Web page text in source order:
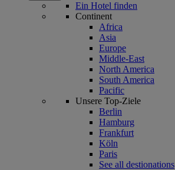
Ein Hotel finden
Continent
Africa
Asia
Europe
Middle-East
North America
South America
Pacific
Unsere Top-Ziele
Berlin
Hamburg
Frankfurt
Köln
Paris
See all destionations